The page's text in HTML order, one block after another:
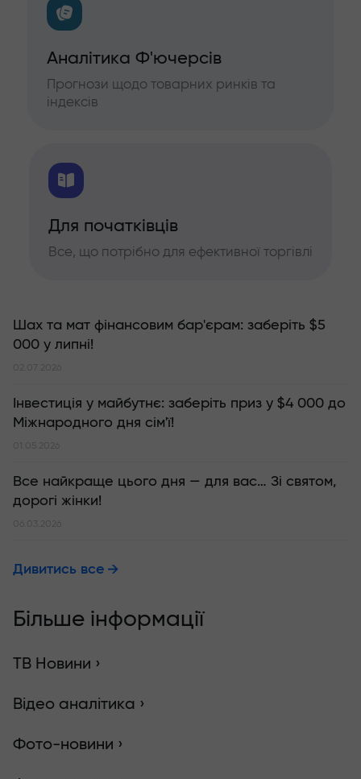
Аналітика Ф'ючерсів
Прогнози щодо товарних ринків та
індексів
Для початківців
Все, що потрібно для ефективної торгівлі
Шах та мат фінансовим бар'єрам: заберіть $5
000 у липні!
02.07.2026
Інвестиція у майбутнє: заберіть приз у $4 000 до
Міжнародного дня сім'ї!
01.05.2026
Все найкраще цього дня — для вас… Зі святом,
дорогі жінки!
06.03.2026
Дивитись все
Більше інформації
ТВ Новини ›
Відео аналітика ›
Фото-новини ›